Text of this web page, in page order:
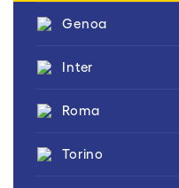
Genoa
Inter
Roma
Torino